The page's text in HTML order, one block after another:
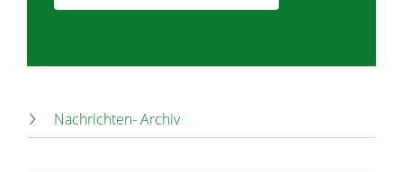
Nachrichten- Archiv